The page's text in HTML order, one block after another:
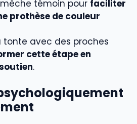
témoin pour faciliter
prothèse de couleur
tonte avec des proches
cette étape en
.